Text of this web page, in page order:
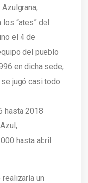
“ates” del
el 4 de
del pueblo
en dicha sede,
se jugó casi todo
hasta 2018
hasta abril
un